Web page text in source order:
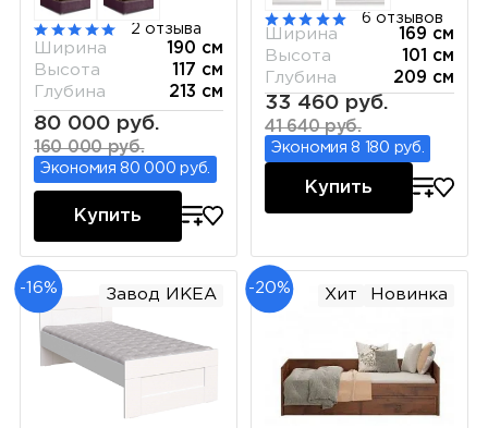
2 отзыва
Ширина
190 см
Высота
117 см
Глубина
213 см
80 000 руб.
160 000 руб.
Экономия 80 000 руб.
Купить
6 отзывов
Ширина
169 см
Высота
101 см
Глубина
209 см
33 460 руб.
41 640 руб.
Экономия 8 180 руб.
Купить
-16% Завод ИКЕА -20% Хит Новинка